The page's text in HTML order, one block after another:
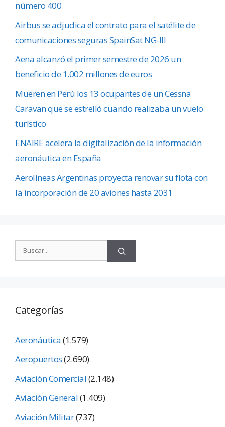
número 400
Airbus se adjudica el contrato para el satélite de
comunicaciones seguras SpainSat NG-III
Aena alcanzó el primer semestre de 2026 un
beneficio de 1.002 millones de euros
Mueren en Perú los 13 ocupantes de un Cessna
Caravan que se estrelló cuando realizaba un vuelo
turístico
ENAIRE acelera la digitalización de la información
aeronáutica en España
Aerolíneas Argentinas proyecta renovar su flota con
la incorporación de 20 aviones hasta 2031
Categorías
Aeronáutica(1.579)
Aeropuertos(2.690)
Aviación Comercial(2.148)
Aviación General(1.409)
Aviación Militar(737)